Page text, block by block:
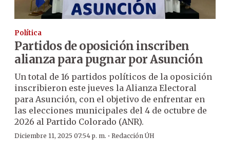
Política
Partidos de oposición inscriben
alianza para pugnar por Asunción
Un total de 16 partidos políticos de la oposición
inscribieron este jueves la Alianza Electoral
para Asunción, con el objetivo de enfrentar en
las elecciones municipales del 4 de octubre de
2026 al Partido Colorado (ANR).
Diciembre 11, 2025 07:54 p. m. · Redacción ÚH